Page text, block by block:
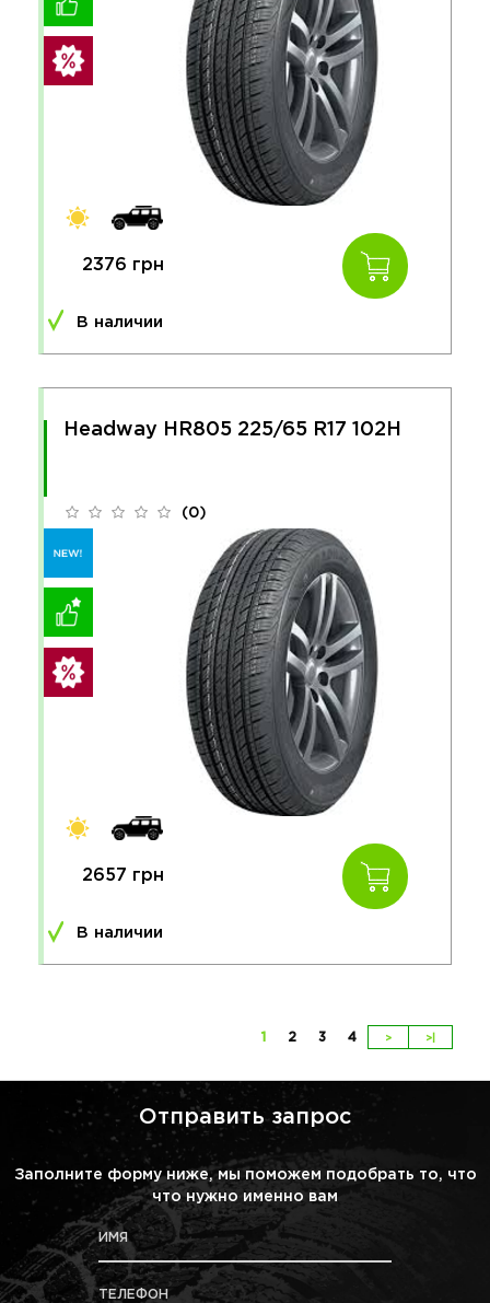
2376 грн
В наличии
Headway HR805 225/65 R17 102H
(0)
2657 грн
В наличии
1 2 3 4 > >|
Отправить запрос
Заполните форму ниже, мы поможем подобрать то, что
что нужно именно вам
ИМЯ
ТЕЛЕФОН